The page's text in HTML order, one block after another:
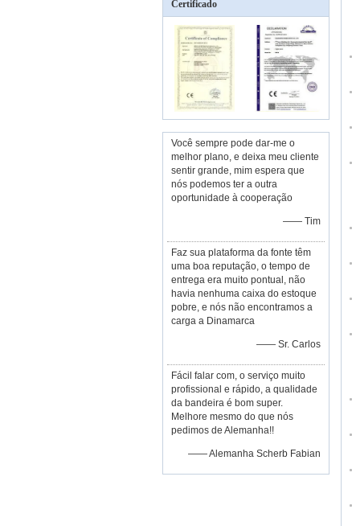
Certificado
Você sempre pode dar-me o
melhor plano, e deixa meu cliente
sentir grande, mim espera que
nós podemos ter a outra
oportunidade à cooperação
—— Tim
Faz sua plataforma da fonte têm
uma boa reputação, o tempo de
entrega era muito pontual, não
havia nenhuma caixa do estoque
pobre, e nós não encontramos a
carga a Dinamarca
—— Sr. Carlos
Fácil falar com, o serviço muito
profissional e rápido, a qualidade
da bandeira é bom super.
Melhore mesmo do que nós
pedimos de Alemanha!!
—— Alemanha Scherb Fabian